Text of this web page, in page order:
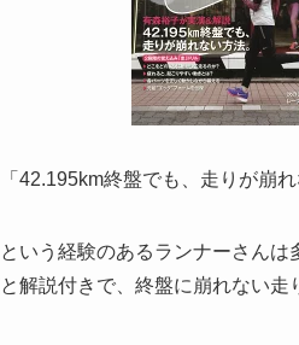
42.195km終盤でも、走りが崩れ
いう経験のあるランナーさん
解説付きで、終盤に崩れない走